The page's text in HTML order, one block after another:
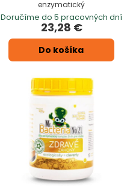
enzymatický
Doručíme do 5 pracovných dní
23,28 €
Do košíka